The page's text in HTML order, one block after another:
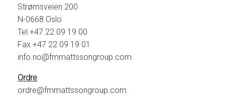
Strømsveien 200
N-0668 Oslo
Tel +47 22 09 19 00
Fax +47 22 09 19 01
info.no@fmmattssongroup.com
Ordre
ordre@fmmattssongroup.com